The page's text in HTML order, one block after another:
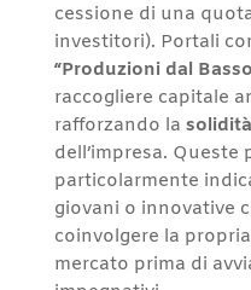
cessione di una
investitori). Portali
“Produzioni dal
raccogliere capitale
rafforzando la
dell’impresa.
particolarmente
giovani o innovative
coinvolgere la
mercato prima di